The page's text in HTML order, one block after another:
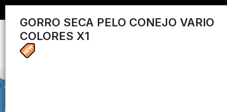
GORRO SECA PELO CONEJO VARIO
COLORES X1